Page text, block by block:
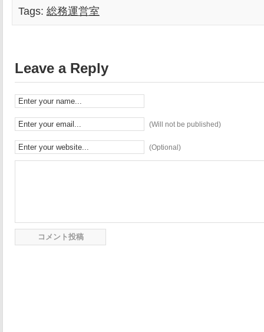
Tags: 総務運営室
Leave a Reply
(Will not be published)
(Optional)